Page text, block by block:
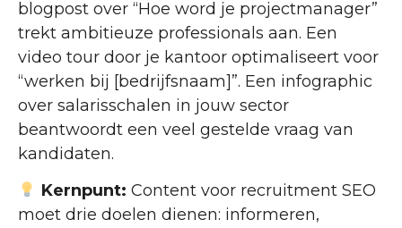
blogpost over “Hoe word je projectmanager”
trekt ambitieuze professionals aan. Een
video tour door je kantoor optimaliseert voor
“werken bij [bedrijfsnaam]”. Een infographic
over salarisschalen in jouw sector
beantwoordt een veel gestelde vraag van
kandidaten.
Kernpunt: Content voor recruitment SEO
moet drie doelen dienen: informeren,